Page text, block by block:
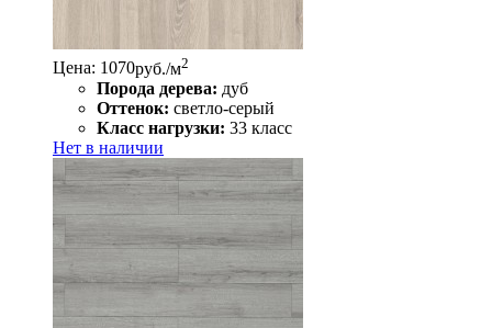
Цена: 1070руб./м2
Порода дерева: дуб
Оттенок: светло-серый
Класс нагрузки: 33 класс
Нет в наличии